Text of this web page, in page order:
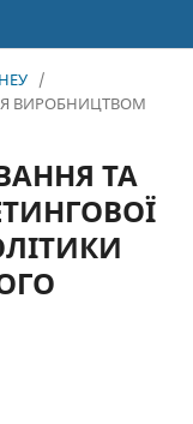
/
ВИРОБНИЦТВОМ
ТА